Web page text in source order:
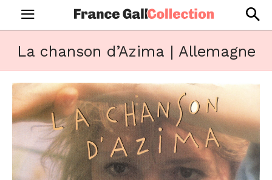
La chanson d’Azima | Allemagne